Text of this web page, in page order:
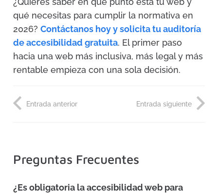
qué necesitas para cumplir la normativa en
2026? Contáctanos hoy y solicita tu auditoría
de accesibilidad gratuita. El primer paso
hacia una web más inclusiva, más legal y más
rentable empieza con una sola decisión.
Entrada anterior Entrada siguiente
Preguntas Frecuentes
¿Es obligatoria la accesibilidad web para